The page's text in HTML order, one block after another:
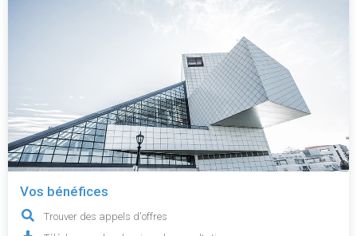
Vos bénéfices
Trouver des appels d'offres